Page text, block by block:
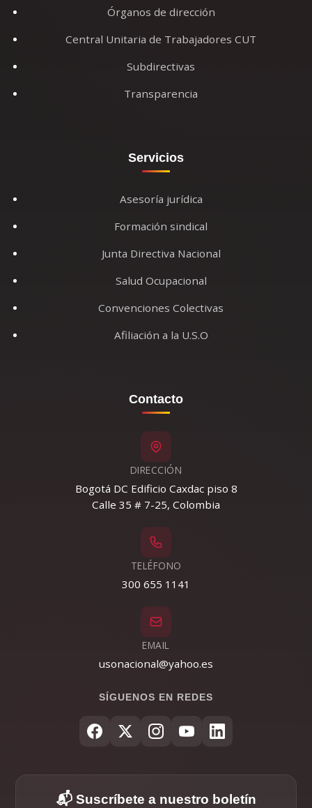
Órganos de dirección
Central Unitaria de Trabajadores CUT
Subdirectivas
Transparencia
Servicios
Asesoría jurídica
Formación sindical
Junta Directiva Nacional
Salud Ocupacional
Convenciones Colectivas
Afiliación a la U.S.O
Contacto
DIRECCIÓN
Bogotá DC Edificio Caxdac piso 8
Calle 35 # 7-25, Colombia
TELÉFONO
300 655 1141
EMAIL
usonacional@yahoo.es
SÍGUENOS EN REDES
📬 Suscríbete a nuestro boletín